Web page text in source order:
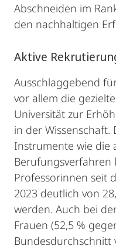
Abschneiden im
den nachhaltigen
Aktive
Ausschlaggebend
vor allem die
Universität zur
in der Wissenschaft.
Instrumente wie die
Berufungsverfahren
Professorinnen seit
2023 deutlich von
werden. Auch bei
Frauen (52,5 %
Bundesdurchschnitt